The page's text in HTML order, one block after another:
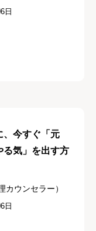
日
、今すぐ「元
る気」を出す方
カウンセラー）
日